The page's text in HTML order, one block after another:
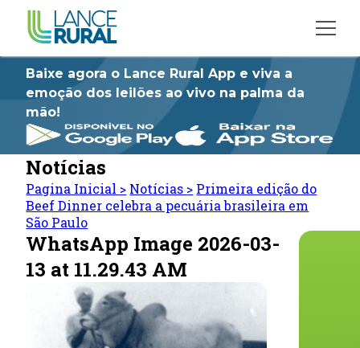
Baixe agora o Lance Rural App e viva a
emoção dos leilões ao vivo na palma da
mão!
Notícias
Pagina Inicial > Notícias > Primeira edição do
Beef Dinner celebra a pecuária brasileira em
São Paulo
WhatsApp Image 2026-03-
13 at 11.29.43 AM